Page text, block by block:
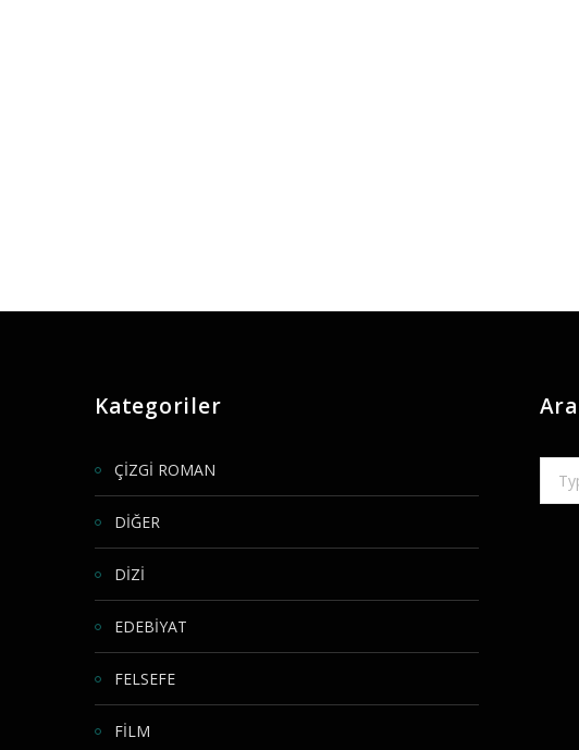
Kategoriler
ÇİZGİ ROMAN
DİĞER
DİZİ
EDEBİYAT
FELSEFE
FİLM
Ara
for: